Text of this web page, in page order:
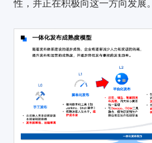
性，并正在积极向这一方向发展。